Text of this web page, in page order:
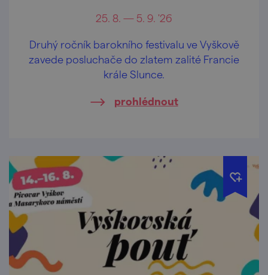
25. 8. — 5. 9. '26
Druhý ročník barokního festivalu ve Vyškově
zavede posluchače do zlatem zalité Francie
krále Slunce.
prohlédnout